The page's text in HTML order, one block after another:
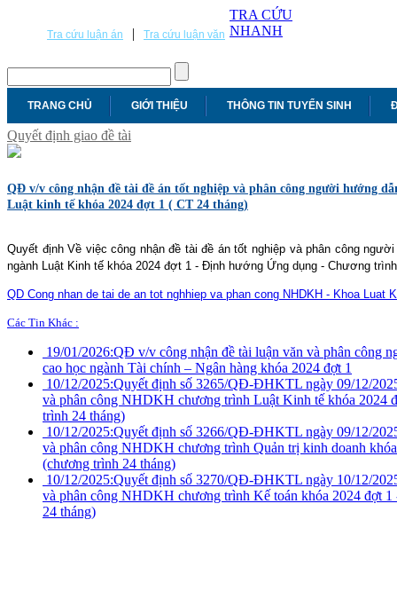
Tra cứu luận án | Tra cứu luận văn
TRA CỨU
NHANH
TRANG CHỦ GIỚI THIỆU THÔNG TIN TUYỂN SINH
Quyết định giao đề tài
QĐ v/v công nhận đề tài đề án tốt nghiệp và phân công người hướng
Luật kinh tế khóa 2024 đợt 1 ( CT 24 tháng)
Quyết định Về việc công nhận đề tài đề án tốt nghiệp và phân công
ngành Luật Kinh tế khóa 2024 đợt 1 - Định hướng Ứng dụng - Chương
QD Cong nhan de tai de an tot nghhiep va phan cong NHDKH - Khoa Luat
Các Tin Khác :
19/01/2026:QĐ v/v công nhận đề tài luận văn và phân công
cao học ngành Tài chính – Ngân hàng khóa 2024 đợt 1
10/12/2025:Quyết định số 3265/QĐ-ĐHKTL ngày 09/12/
và phân công NHDKH chương trình Luật Kinh tế khóa 2024
trình 24 tháng)
10/12/2025:Quyết định số 3266/QĐ-ĐHKTL ngày 09/12/
và phân công NHDKH chương trình Quản trị kinh doanh
(chương trình 24 tháng)
10/12/2025:Quyết định số 3270/QĐ-ĐHKTL ngày 10/12/
và phân công NHDKH chương trình Kế toán khóa 2024 đợt
24 tháng)